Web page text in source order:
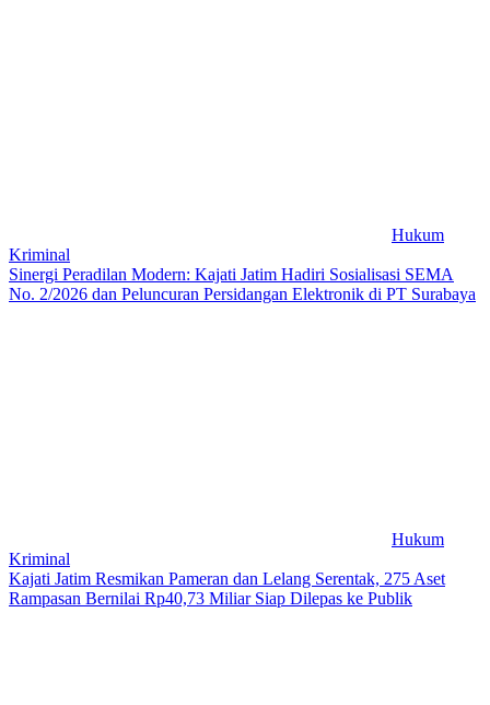
Hukum
Kriminal
Sinergi Peradilan Modern: Kajati Jatim Hadiri Sosialisasi SEMA
No. 2/2026 dan Peluncuran Persidangan Elektronik di PT Surabaya
Hukum
Kriminal
Kajati Jatim Resmikan Pameran dan Lelang Serentak, 275 Aset
Rampasan Bernilai Rp40,73 Miliar Siap Dilepas ke Publik